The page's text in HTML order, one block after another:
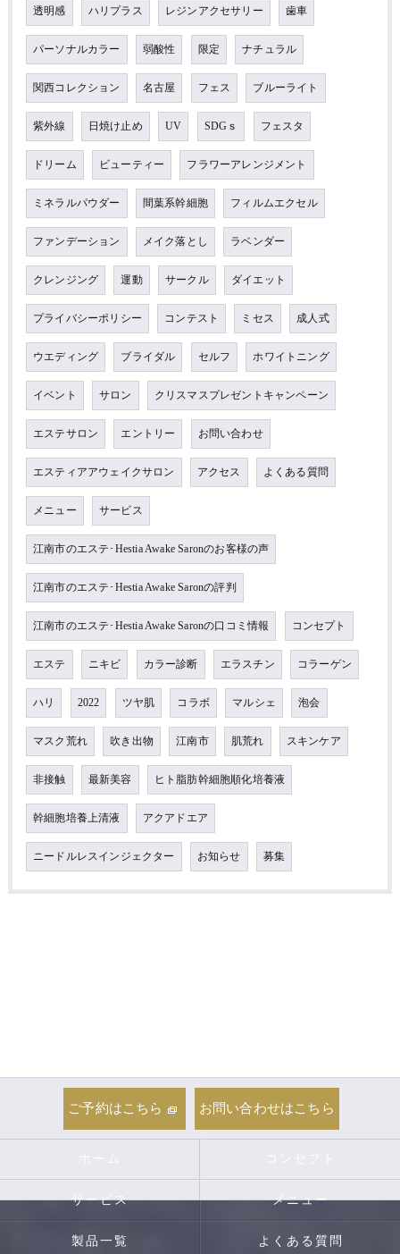
透明感 ハリプラス レジンアクセサリー 歯車
パーソナルカラー 弱酸性 限定 ナチュラル
関西コレクション 名古屋 フェス ブルーライト
紫外線 日焼け止め UV SDGｓ フェスタ
ドリーム ビューティー フラワーアレンジメント
ミネラルパウダー 間葉系幹細胞 フィルムエクセル
ファンデーション メイク落とし ラベンダー
クレンジング 運動 サークル ダイエット
プライバシーポリシー コンテスト ミセス 成人式
ウエディング ブライダル セルフ ホワイトニング
イベント サロン クリスマスプレゼントキャンペーン
エステサロン エントリー お問い合わせ
エスティアアウェイクサロン アクセス よくある質問
メニュー サービス
江南市のエステ･Hestia Awake Saronのお客様の声
江南市のエステ･Hestia Awake Saronの評判
江南市のエステ･Hestia Awake Saronの口コミ情報 コンセプト
エステ ニキビ カラー診断 エラスチン コラーゲン
ハリ 2022 ツヤ肌 コラボ マルシェ 泡会
マスク荒れ 吹き出物 江南市 肌荒れ スキンケア
非接触 最新美容 ヒト脂肪幹細胞順化培養液
幹細胞培養上清液 アクアドエア
ニードルレスインジェクター お知らせ 募集
ご予約はこちら お問い合わせはこちら
サービス メニュー
製品一覧 よくある質問